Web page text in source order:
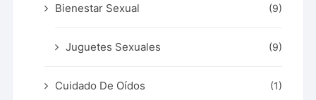
Bienestar Sexual (9)
Juguetes Sexuales (9)
Cuidado De Oídos (1)